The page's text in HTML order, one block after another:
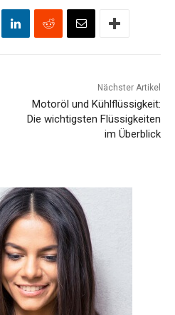
Nächster Artikel
Motoröl und Kühlflüssigkeit:
Die wichtigsten Flüssigkeiten
im Überblick